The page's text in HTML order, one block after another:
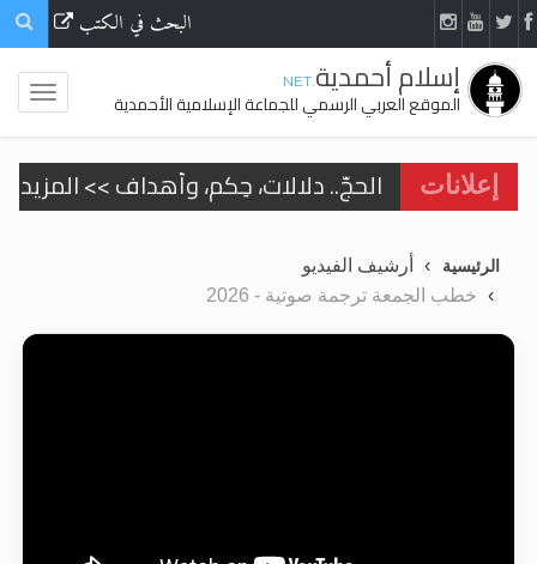
البحث في الكتب
إسلام أحمدية.NET
الموقع العربي الرسمي للجماعة الإسلامية الأحمدية
إعلانات
الحجّ.. دلالات، حِكم، وأهداف >> المزيد
اقرأ هذا المقال في أهمية عيد
الحجّ.. دلالات، حِكم، وأهداف >> المزيد
الرئيسية
أرشيف الفيديو
خطب الجمعة ترجمة صوتية - 2026